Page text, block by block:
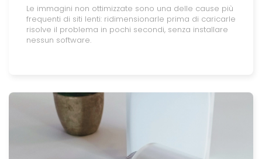
Le immagini non ottimizzate sono una delle cause più
frequenti di siti lenti: ridimensionarle prima di caricarle
risolve il problema in pochi secondi, senza installare
nessun software.